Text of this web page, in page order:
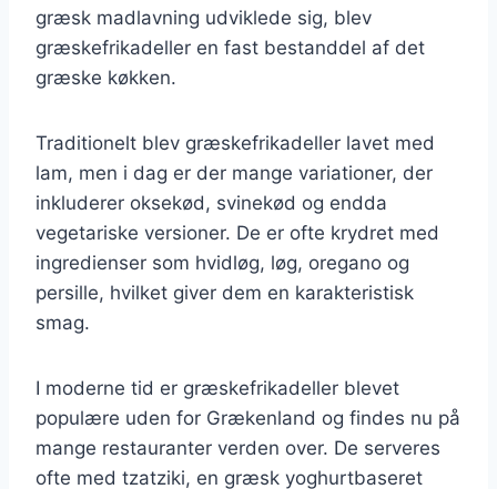
græsk madlavning udviklede sig, blev
græskefrikadeller en fast bestanddel af det
græske køkken.
Traditionelt blev græskefrikadeller lavet med
lam, men i dag er der mange variationer, der
inkluderer oksekød, svinekød og endda
vegetariske versioner. De er ofte krydret med
ingredienser som hvidløg, løg, oregano og
persille, hvilket giver dem en karakteristisk
smag.
I moderne tid er græskefrikadeller blevet
populære uden for Grækenland og findes nu på
mange restauranter verden over. De serveres
ofte med tzatziki, en græsk yoghurtbaseret